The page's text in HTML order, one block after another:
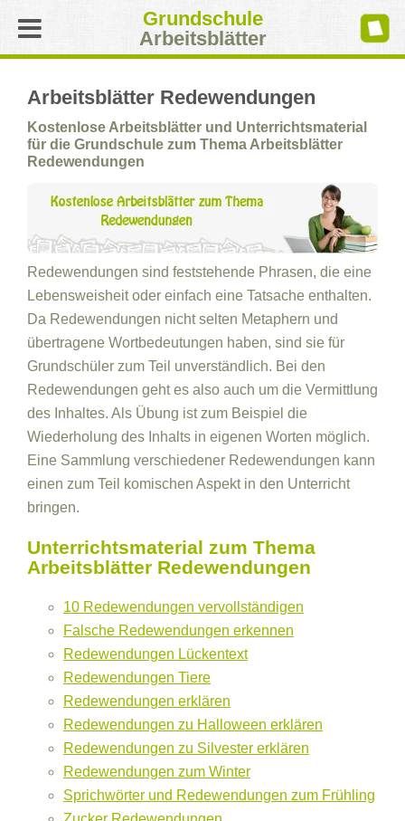
Grundschule
Arbeitsblätter
Arbeitsblätter Redewendungen
Kostenlose Arbeitsblätter und Unterrichtsmaterial
für die Grundschule zum Thema Arbeitsblätter
Redewendungen
Redewendungen sind feststehende Phrasen, die eine
Lebensweisheit oder einfach eine Tatsache enthalten.
Da Redewendungen nicht selten Metaphern und
übertragene Wortbedeutungen haben, sind sie für
Grundschüler zum Teil unverständlich. Bei den
Redewendungen geht es also auch um die Vermittlung
des Inhaltes. Als Übung ist zum Beispiel die
Wiederholung des Inhalts in eigenen Worten möglich.
Eine Sammlung verschiedener Redewendungen kann
einen zum Teil komischen Aspekt in den Unterricht
bringen.
Unterrichtsmaterial zum Thema
Arbeitsblätter Redewendungen
10 Redewendungen vervollständigen
Falsche Redewendungen erkennen
Redewendungen Lückentext
Redewendungen Tiere
Redewendungen erklären
Redewendungen zu Halloween erklären
Redewendungen zu Silvester erklären
Redewendungen zum Winter
Sprichwörter und Redewendungen zum Frühling